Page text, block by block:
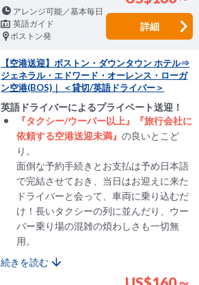
アレンジ可能／基本毎日
英語ガイド
ボストン発
詳細
【空港送迎】ボストン・ダウンタウン ホテル⇒
ジェネラル・エドワード・オーレンス・ローガ
ン空港(BOS)｜ ＜貸切/英語ドライバー＞
英語ドライバーによるプライベート送迎！
『タクシー/ウーバー以上』『旅行会社に
依頼する空港送迎未満』の良いとこど
り。
面倒な予約手続きとお支払は予め日本語
で完結させておき、当日はお迎えに来た
ドライバーと会って、車両に乗り込むだ
け！長いタクシーの列に並んだり、ウー
バー乗り場の混雑の煩わしさも一切無
用。
続きを読む